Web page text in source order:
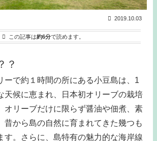
2019.10.03
この記事は約6分で読めます。
？
ーで約１時間の所にある小豆島は、1
天候に恵まれ、日本初オリーブの栽培
オリーブだけに限らず醤油や佃煮、素
昔から島の自然に育まれてきた幾つも
す。さらに、島特有の魅力的な海岸線